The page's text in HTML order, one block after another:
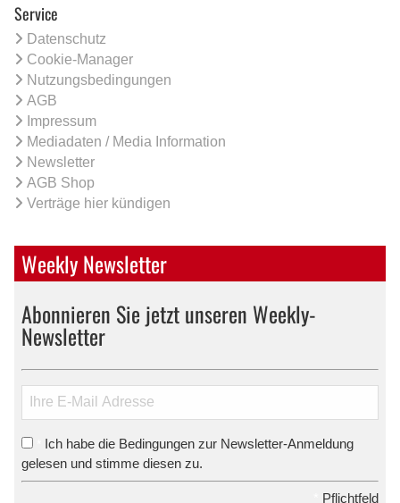
Service
Datenschutz
Cookie-Manager
Nutzungsbedingungen
AGB
Impressum
Mediadaten / Media Information
Newsletter
AGB Shop
Verträge hier kündigen
Weekly Newsletter
Abonnieren Sie jetzt unseren Weekly-
Newsletter
Ich habe die Bedingungen zur Newsletter-Anmeldung
gelesen und stimme diesen zu.
Pflichtfeld